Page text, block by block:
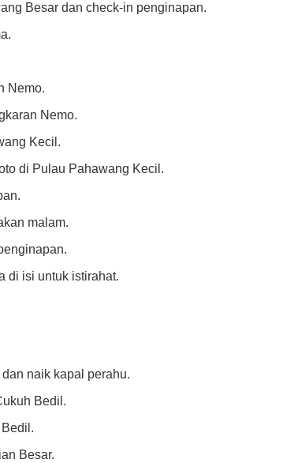
Besar dan check-in penginapan.
Nemo.
Nemo.
Kecil.
di Pulau Pahawang Kecil.
malam.
di isi untuk istirahat.
naik kapal perahu.
Bedil.
Besar.